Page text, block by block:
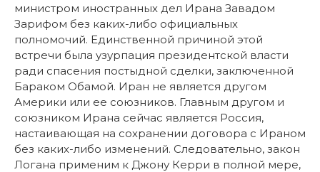
министром иностранных дел Ирана Завадом
Зарифом без каких-либо официальных
полномочий. Единственной причиной этой
встречи была узурпация президентской власти
ради спасения постыдной сделки, заключенной
Бараком Обамой. Иран не является другом
Америки или ее союзников. Главным другом и
союзником Ирана сейчас является Россия,
настаивающая на сохранении договора с Ираном
без каких-либо изменений. Следовательно, закон
Логана применим к Джону Керри в полной мере,